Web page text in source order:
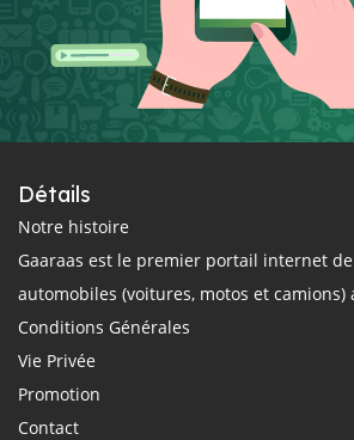
Détails
Notre histoire
Gaaraas est le premier portail internet
automobiles (voitures, motos et camions)
Conditions Générales
Vie Privée
Promotion
Contact